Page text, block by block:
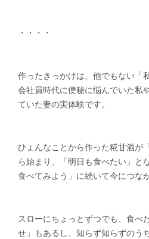
・・・・
作ったきっかけは、他でもない「
会社員時代に便秘に悩んでいた私
ていた妻の実体験です。
ひょんなことから作った糀甘酒が
ら始まり、「明日も食べたい」と
食べてみよう」に続いて今につな
スローにちょっとずつでも、食べ
せ」もあるし、知らず知らずのう